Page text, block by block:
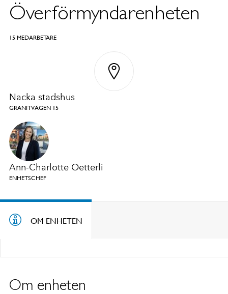
Överförmyndarenheten
15 MEDARBETARE
Nacka stadshus
GRANITVÄGEN 15
Ann-Charlotte Oetterli
ENHETSCHEF
OM ENHETEN
Om enheten